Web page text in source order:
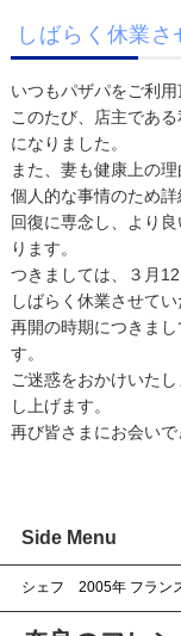
しばらく休業
いつもパザパをご利
このたび、店主であ
になりました。
また、妻も健康上の
個人的な事情のため詳
回復に専念し、より
ります。
つきましては、３月12
しばらく休業させてい
再開の時期につきま
す。
ご迷惑をおかけいた
し上げます。
再び皆さまにお会いで
Side Menu
シェフ 2005年 フラン